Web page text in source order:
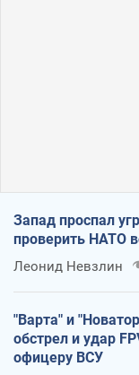
Запад проспал
проверить НАТО
Леонид Невзлин
"Варта" и
обстрел и удар
офицеру ВСУ